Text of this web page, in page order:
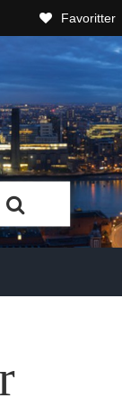
Favoritter